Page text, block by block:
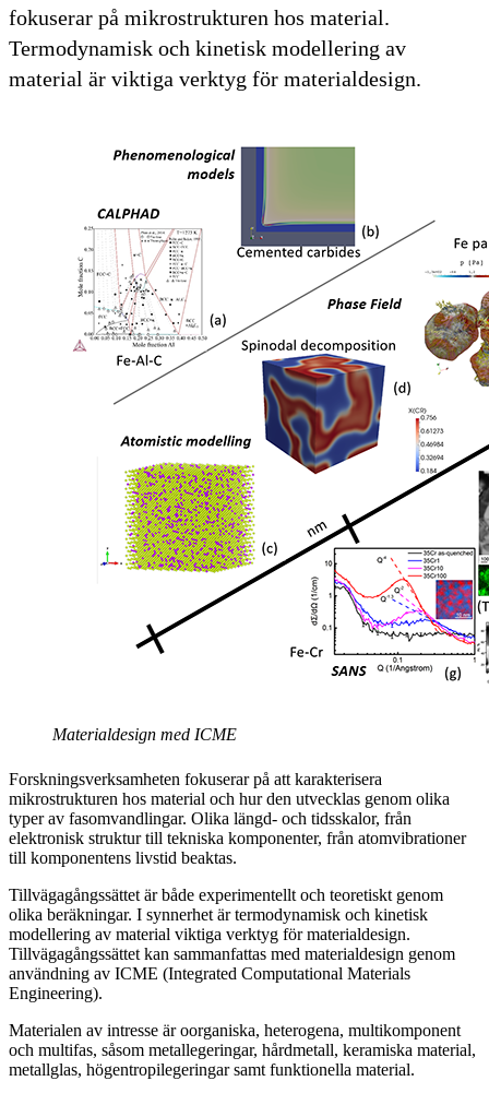
fokuserar på mikrostrukturen hos material.
Termodynamisk och kinetisk modellering av
material är viktiga verktyg för materialdesign.
Materialdesign med ICME
Forskningsverksamheten fokuserar på att karakterisera
mikrostrukturen hos material och hur den utvecklas genom olika
typer av fasomvandlingar. Olika längd- och tidsskalor, från
elektronisk struktur till tekniska komponenter, från atomvibrationer
till komponentens livstid beaktas.
Tillvägagångssättet är både experimentellt och teoretiskt genom
olika beräkningar. I synnerhet är termodynamisk och kinetisk
modellering av material viktiga verktyg för materialdesign.
Tillvägagångssättet kan sammanfattas med materialdesign genom
användning av ICME (Integrated Computational Materials
Engineering).
Materialen av intresse är oorganiska, heterogena, multikomponent
och multifas, såsom metallegeringar, hårdmetall, keramiska material,
metallglas, högentropilegeringar samt funktionella material.